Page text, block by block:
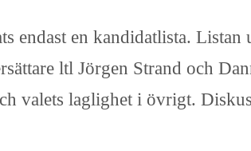
en kandidatlista. Listan
ltl Jörgen Strand och
valets laglighet i övrigt.